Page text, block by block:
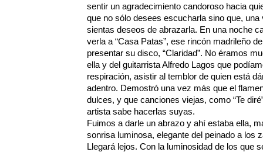
sentir un agradecimiento candoroso hacia
que no sólo desees escucharla sino que,
sientas deseos de abrazarla. En una noche
verla a “Casa Patas”, ese rincón madrileño
presentar su disco, “Claridad”. No éramos
ella y del guitarrista Alfredo Lagos que
respiración, asistir al temblor de quien está
adentro. Demostró una vez más que el
dulces, y que canciones viejas, como “Te
artista sabe hacerlas suyas.
Fuimos a darle un abrazo y ahí estaba ella,
sonrisa luminosa, elegante del peinado a los
Llegará lejos. Con la luminosidad de los que